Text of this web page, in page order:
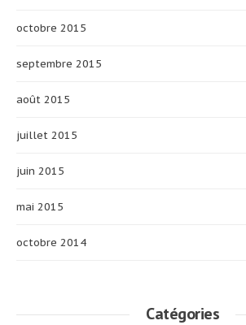
octobre 2015
septembre 2015
août 2015
juillet 2015
juin 2015
mai 2015
octobre 2014
Catégories